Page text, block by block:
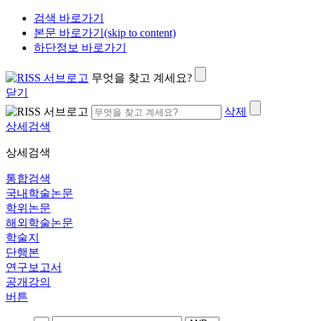
검색 바로가기
본문 바로가기(skip to content)
하단정보 바로가기
무엇을 찾고 계세요?
닫기
삭제
상세검색
상세검색
통합검색
국내학술논문
학위논문
해외학술논문
학술지
단행본
연구보고서
공개강의
버튼